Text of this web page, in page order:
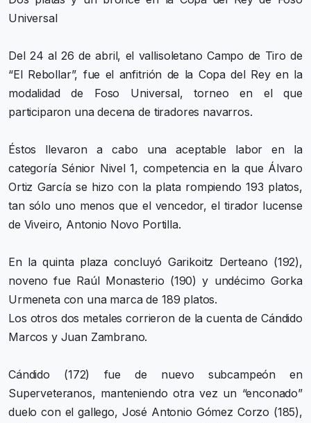
Universal
Del 24 al 26 de abril, el vallisoletano Campo de Tiro de
“El Rebollar”, fue el anfitrión de la Copa del Rey en la
modalidad de Foso Universal, torneo en el que
participaron una decena de tiradores navarros.
Éstos llevaron a cabo una aceptable labor en la
categoría Sénior Nivel 1, competencia en la que Álvaro
Ortiz García se hizo con la plata rompiendo 193 platos,
tan sólo uno menos que el vencedor, el tirador lucense
de Viveiro, Antonio Novo Portilla.
En la quinta plaza concluyó Garikoitz Derteano (192),
noveno fue Raúl Monasterio (190) y undécimo Gorka
Urmeneta con una marca de 189 platos.
Los otros dos metales corrieron de la cuenta de Cándido
Marcos y Juan Zambrano.
Cándido (172) fue de nuevo subcampeón en
Superveteranos, manteniendo otra vez un “enconado”
duelo con el gallego, José Antonio Gómez Corzo (185),